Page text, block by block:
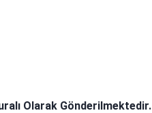
Olarak Gönderilmektedir.